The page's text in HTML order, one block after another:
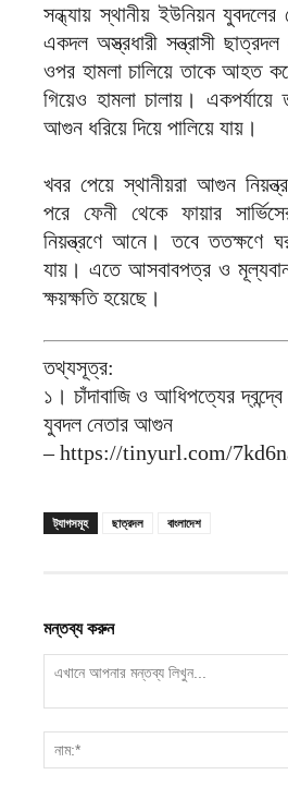
সন্ধ্যায় স্থানীয় ইউনিয়ন যুবদলের
একদল অস্ত্রধারী সন্ত্রাসী
ওপর হামলা চালিয়ে তাকে আহত
গিয়েও হামলা চালায়। একপর্যায়ে
আগুন ধরিয়ে দিয়ে পালিয়ে যায়।
খবর পেয়ে স্থানীয়রা আগুন
পরে ফেনী থেকে ফায়ার
নিয়ন্ত্রণে আনে। তবে ততক্ষণে
যায়। এতে আসবাবপত্র ও
ক্ষয়ক্ষতি হয়েছে।
তথ্যসূত্র:
১। চাঁদাবাজি ও আধিপত্যের
যুবদল নেতার আগুন
– https://tinyurl.com/
ট্যাগসমূহ ছাত্রদল বাংলাদেশ
মন্তব্য করুন